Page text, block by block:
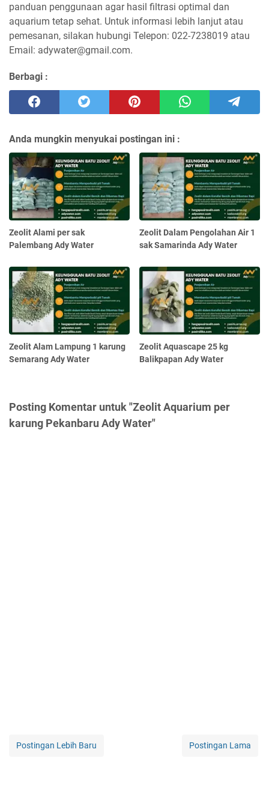
panduan penggunaan agar hasil filtrasi optimal dan
aquarium tetap sehat. Untuk informasi lebih lanjut atau
pemesanan, silakan hubungi Telepon: 022-7238019 atau
Email: adywater@gmail.com.
Berbagi :
Anda mungkin menyukai postingan ini :
Zeolit Alami per sak
Palembang Ady Water
Zeolit Dalam Pengolahan Air 1
sak Samarinda Ady Water
Zeolit Alam Lampung 1 karung
Semarang Ady Water
Zeolit Aquascape 25 kg
Balikpapan Ady Water
Posting Komentar untuk "Zeolit Aquarium per
karung Pekanbaru Ady Water"
Postingan Lebih Baru Postingan Lama